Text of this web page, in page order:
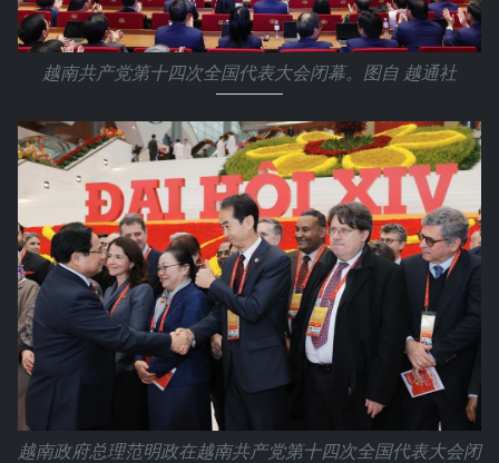
越南共产党第十四次全国代表大会闭幕。图自 越通社
越南政府总理范明政在越南共产党第十四次全国代表大会闭